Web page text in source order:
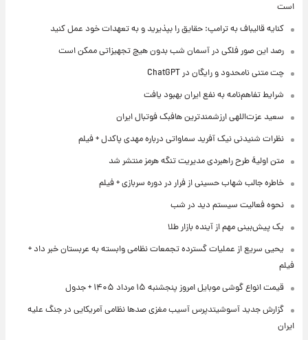
است
کنایه قالیباف به ترامپ: حقایق را بپذیرید و به تعهدات خود عمل کنید
رصد این صور فلکی در آسمان شب بدون هیچ تجهیزاتی ممکن است
چت متنی نامحدود و رایگان در ChatGPT
شرایط تفاهم‌نامه به نفع ایران بهبود یافت
سعید عزت‌اللهی ارزشمندترین هافبک فوتبال ایران
نظرات شنیدنی نیک آفرید سماواتی درباره مهدی پاکدل + فیلم
متن اولیۀ طرح راهبردی مدیریت تنگه هرمز منتشر شد
خاطره جالب شهاب حسینی از فرار در دوره سربازی + فیلم
نحوه فعالیت سیستم دید در شب
یک پیش‌بینی مهم از آینده بازار طلا
یحیی سریع از عملیات گسترده تجمعات نظامی وابسته به عربستان خبر داد +
فیلم
قیمت انواع گوشی موبایل امروز پنجشنبه ۱۵ مرداد ۱۴۰۵ + جدول
گزارش جدید آسوشیتدپرس آسیب مغزی صدها نظامی آمریکایی در جنگ علیه
ایران